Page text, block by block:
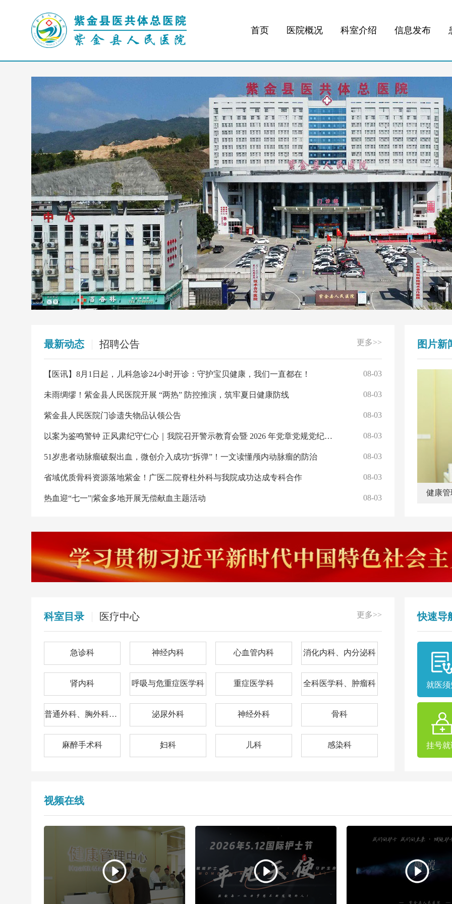
首页 医院概况 科室介绍 信息发布
最新动态 招聘公告 更多>>
【医讯】8月1日起，儿科急诊24小时开诊：守护宝贝健康，我们一直都在！ 08-03
未雨绸缪！紫金县人民医院开展 “两热” 防控推演，筑牢夏日健康防线 08-03
紫金县人民医院门诊遗失物品认领公告 08-03
以案为鉴鸣警钟 正风肃纪守仁心｜我院召开警示教育会暨 2026 年党章党规党纪培训班 08-03
51岁患者动脉瘤破裂出血，微创介入成功“拆弹”！一文读懂颅内动脉瘤的防治 08-03
省域优质骨科资源落地紫金！广医二院脊柱外科与我院成功达成专科合作 08-03
热血迎“七一”|紫金多地开展无偿献血主题活动 08-03
图片新
健康
科室目录 医疗中心 更多>>
急诊科 神经内科 心血管内科 消化内科、内分泌科
肾内科 呼吸与危重症医学科 重症医学科 全科医学科、肿瘤科
普通外科、胸外科、烧伤科 泌尿外科 神经外科 骨科
麻醉手术科 妇科 儿科 感染科
快速导
就医
挂号就
视频在线